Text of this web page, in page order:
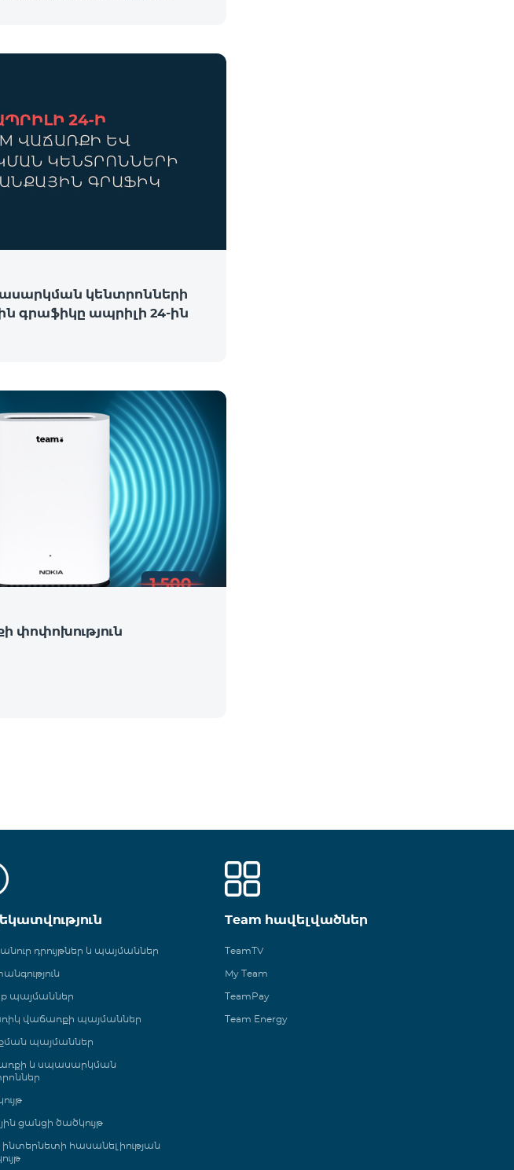
կենտրոնների
գրաֆիկը ապրիլի 24-ին
փոփոխություն
դրույթներ և պայմաններ
պայմաններ
վաճառքի պայմաններ
պայմաններ
և սպասարկման
ցանցի ծածկույթ
ինտերնետի հասանելիության
Team հավելվածներ
TeamTV
My Team
TeamPay
Team Energy